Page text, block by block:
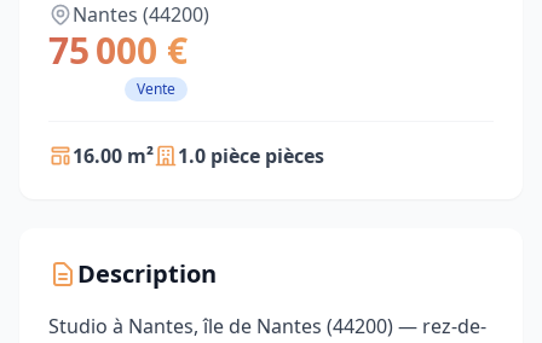
Nantes (44200)
75 000 €
Vente
16.00 m² 1.0 pièce pièces
Description
Studio à Nantes, île de Nantes (44200) — rez-de-